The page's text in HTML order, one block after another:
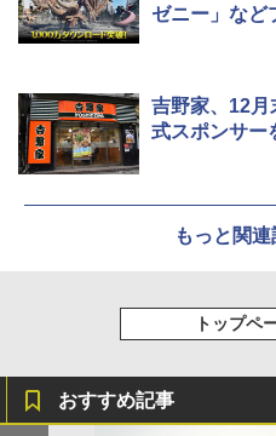
ゼニー」など
吉野家、12
式スポンサー
もっと関
トップペ
おすすめ記事